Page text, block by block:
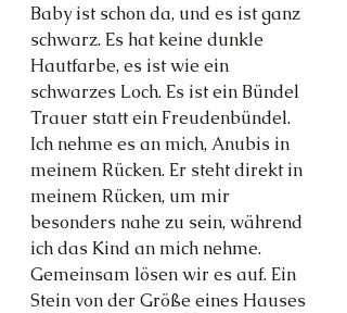
Baby ist schon da, und es ist ganz
schwarz. Es hat keine dunkle
Hautfarbe, es ist wie ein
schwarzes Loch. Es ist ein Bündel
Trauer statt ein Freudenbündel.
Ich nehme es an mich, Anubis in
meinem Rücken. Er steht direkt in
meinem Rücken, um mir
besonders nahe zu sein, während
ich das Kind an mich nehme.
Gemeinsam lösen wir es auf. Ein
Stein von der Größe eines Hauses